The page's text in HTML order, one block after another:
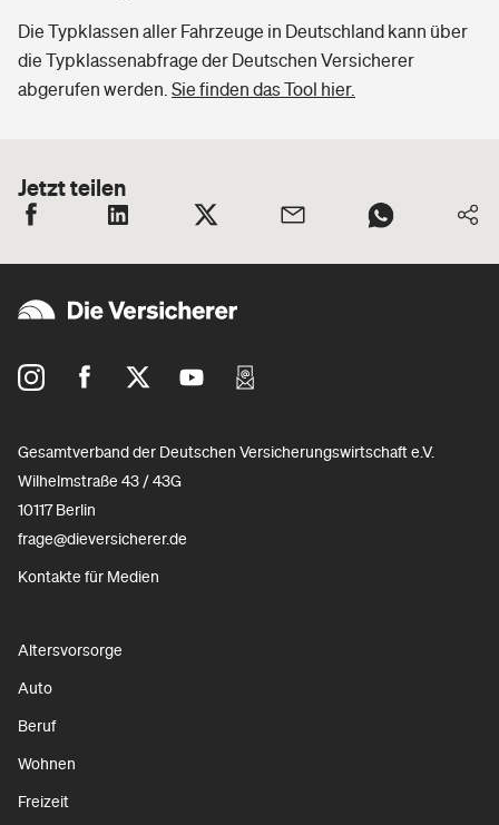
Die Typklassen aller Fahrzeuge in Deutschland kann über
die Typklassenabfrage der Deutschen Versicherer
abgerufen werden. Sie finden das Tool hier.
Jetzt teilen
Gesamtverband der Deutschen Versicherungswirtschaft e.V.
Wilhelmstraße 43 / 43G
10117 Berlin
frage@dieversicherer.de
Kontakte für Medien
Altersvorsorge
Auto
Beruf
Wohnen
Freizeit